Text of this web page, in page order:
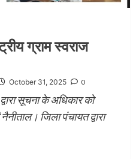
ग्राम स्वराज
October 31, 2025 0
सूचना के अधिकार को
जिला पंचायत द्वारा